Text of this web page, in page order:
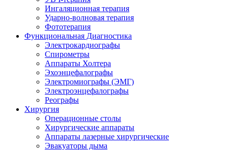
Ингаляционная терапия
Ударно-волновая терапия
Фототерапия
Функциональная Диагностика
Электрокардиографы
Спирометры
Аппараты Холтера
Эхоэнцефалографы
Электромиографы (ЭМГ)
Электроэнцефалографы
Реографы
Хирургия
Операционные столы
Хирургические аппараты
Аппараты лазерные хирургические
Эвакуаторы дыма